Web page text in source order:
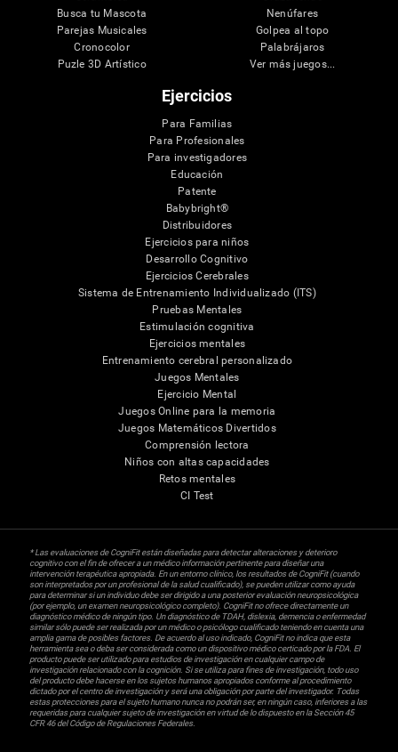
Busca tu Mascota
Parejas Musicales
Cronocolor
Puzle 3D Artístico
Nenúfares
Golpea al topo
Palabrájaros
Ver más juegos...
Ejercicios
Para Familias
Para Profesionales
Para investigadores
Educación
Patente
Babybright®
Distribuidores
Ejercicios para niños
Desarrollo Cognitivo
Ejercicios Cerebrales
Sistema de Entrenamiento Individualizado (ITS)
Pruebas Mentales
Estimulación cognitiva
Ejercicios mentales
Entrenamiento cerebral personalizado
Juegos Mentales
Ejercicio Mental
Juegos Online para la memoria
Juegos Matemáticos Divertidos
Comprensión lectora
Niños con altas capacidades
Retos mentales
CI Test
* Las evaluaciones de CogniFit están diseñadas para detectar alteraciones y deterioro
cognitivo con el fin de ofrecer a un médico información pertinente para diseñar una
intervención terapéutica apropiada. En un entorno clínico, los resultados de CogniFit (cuando
son interpretados por un profesional de la salud cualificado), se pueden utilizar como ayuda
para determinar si un individuo debe ser dirigido a una posterior evaluación neuropsicológica
(por ejemplo, un examen neuropsicológico completo). CogniFit no ofrece directamente un
diagnóstico médico de ningún tipo. Un diagnóstico de TDAH, dislexia, demencia o enfermedad
similar sólo puede ser realizada por un médico o psicólogo cualificado teniendo en cuenta una
amplia gama de posibles factores. De acuerdo al uso indicado, CogniFit no indica que esta
herramienta sea o deba ser considerada como un dispositivo médico certicado por la FDA. El
producto puede ser utilizado para estudios de investigación en cualquier campo de
investigación relacionado con la cognición. Si se utiliza para fines de investigación, todo uso
del producto debe hacerse en los sujetos humanos apropiados conforme al procedimiento
dictado por el centro de investigación y será una obligación por parte del investigador. Todas
estas protecciones para el sujeto humano nunca no podrán ser, en ningún caso, inferiores a las
requeridas para cualquier sujeto de investigación en virtud de lo dispuesto en la Sección 45
CFR 46 del Código de Regulaciones Federales.